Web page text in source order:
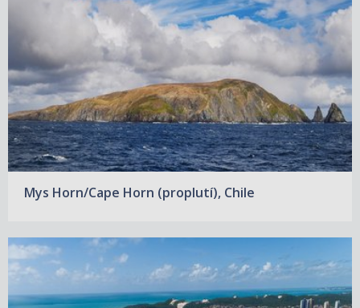
Mys Horn/Cape Horn (proplutí), Chile